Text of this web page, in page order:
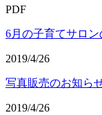
PDF
6月の子育てサロン
2019/4/26
写真販売のお知ら
2019/4/26